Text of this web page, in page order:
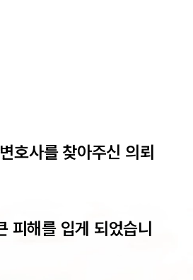
호사를 찾아주신 의뢰
피해를 입게 되었습니